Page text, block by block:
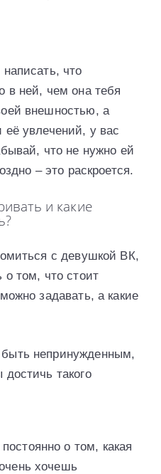
что
в ней, чем она тебя
внешностью, а
увлечений, у вас
что не нужно ей
– это раскроется.
и какие
с девушкой ВК,
о том, что стоит
задавать, а какие
непринужденным,
такого
о том, какая
хочешь